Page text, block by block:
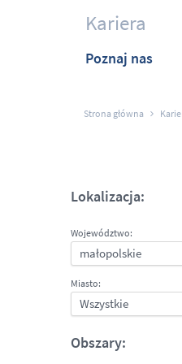
Kariera
Poznaj nas
Strona główna
Lokalizacja:
Województwo:
Miasto:
Obszary: